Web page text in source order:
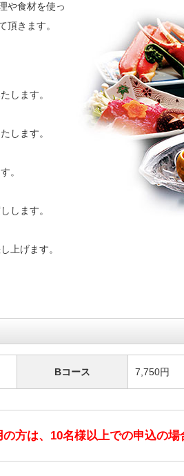
や食材を使っ
頂きます。
します。
します。
。
します。
上げます。
Bコース 7,750円
方は、10名様以上での申込の場